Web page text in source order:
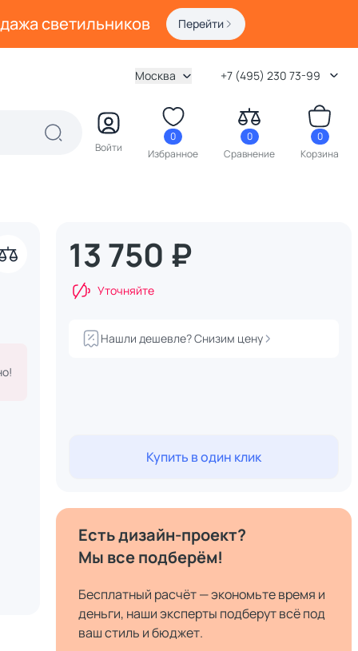
светильников Перейти
Москва +7 (495) 230 73-99
Войти
0
Избранное
0
Сравнение
0
Корзина
13 750 ₽
Уточняйте
Нашли дешевле? Снизим цену
Купить в один клик
Есть дизайн-проект?
Мы все подберём!
Бесплатный расчёт — экономьте время и
деньги, наши эксперты подберут всё под
ваш стиль и бюджет.